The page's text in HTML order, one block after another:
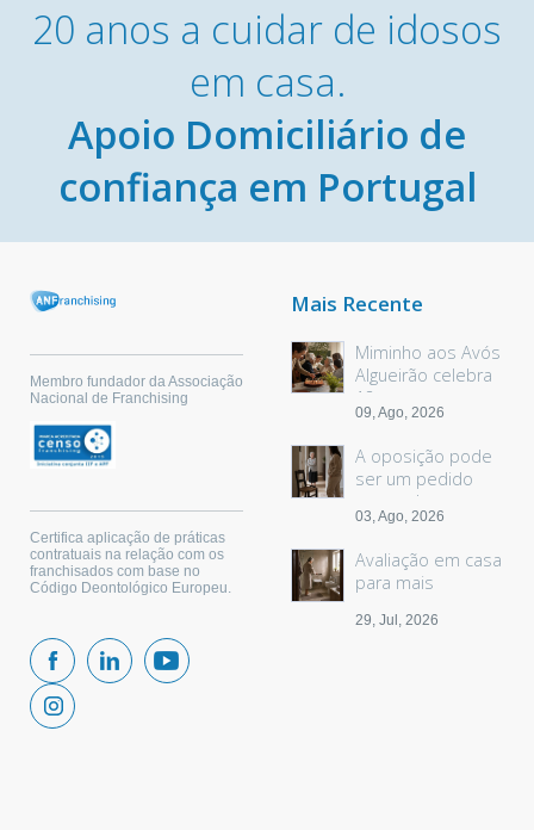
20 anos a cuidar de idosos
em casa.
Apoio Domiciliário de
confiança em Portugal
Membro fundador da Associação
Nacional de Franchising
Certifica aplicação de práticas
contratuais na relação com os
franchisados com base no
Código Deontológico Europeu.
Mais Recente
Miminho aos Avós
Algueirão celebra
18 anos
09, Ago, 2026
A oposição pode
ser um pedido
sem palavras
03, Ago, 2026
Avaliação em casa
para mais
29, Jul, 2026